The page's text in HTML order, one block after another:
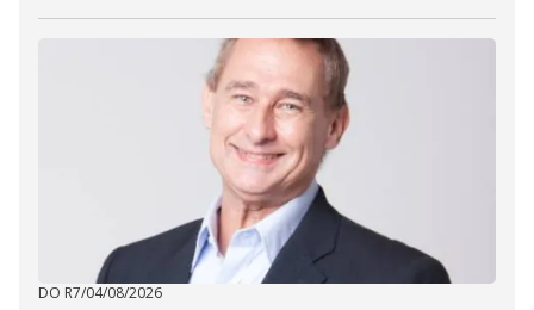
DO R7/04/08/2026